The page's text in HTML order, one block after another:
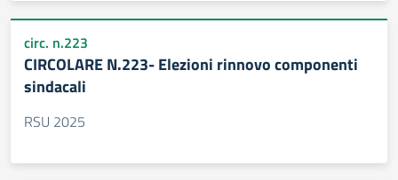
circ. n.223
CIRCOLARE N.223- Elezioni rinnovo componenti
sindacali
RSU 2025